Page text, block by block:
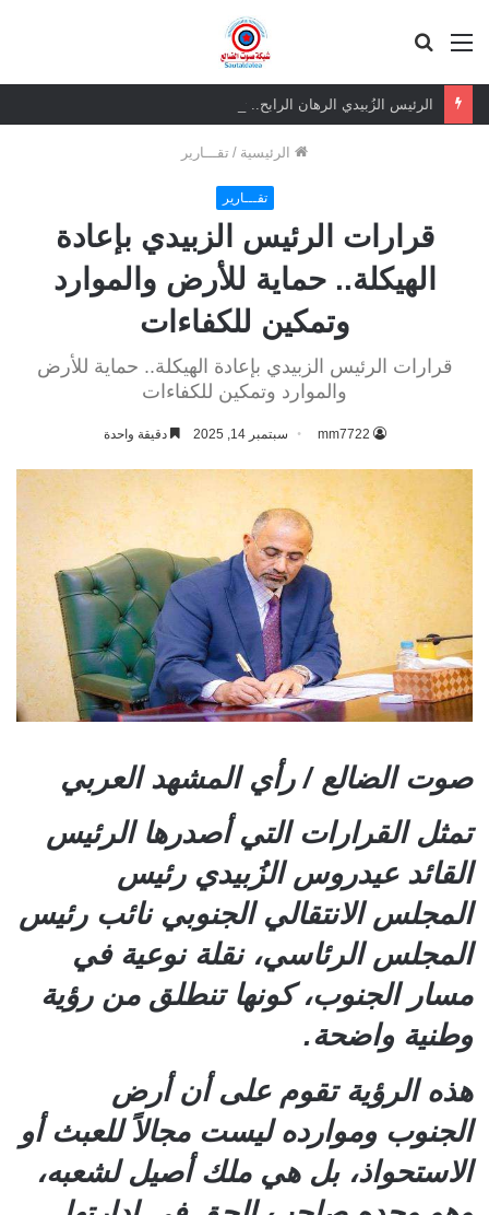
القائمة
الرئيسية / تقـــارير
تقـــارير
قرارات الرئيس الزبيدي بإعادة
الهيكلة.. حماية للأرض والموارد
وتمكين للكفاءات
قرارات الرئيس الزبيدي بإعادة الهيكلة.. حماية للأرض
والموارد وتمكين للكفاءات
mm7722 سبتمبر 14, 2025 دقيقة واحدة
صوت الضالع / رأي المشهد العربي
تمثل القرارات التي أصدرها الرئيس
القائد عيدروس الزُبيدي رئيس
المجلس الانتقالي الجنوبي نائب رئيس
المجلس الرئاسي، نقلة نوعية في
مسار الجنوب، كونها تنطلق من رؤية
وطنية واضحة.
هذه الرؤية تقوم على أن أرض
الجنوب وموارده ليست مجالاً للعبث أو
الاستحواذ، بل هي ملك أصيل لشعبه،